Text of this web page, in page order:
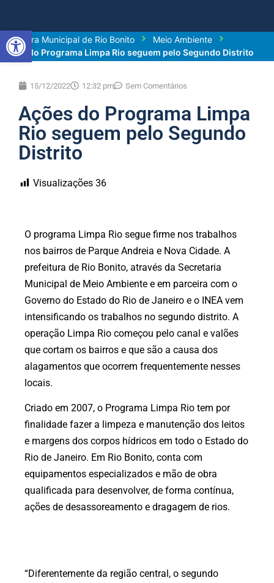
Abrir a barra de ferramentas
Prefeitura Municipal de Rio Bonito
Meio Ambiente
Ações do Programa Limpa Rio seguem pelo Segundo Distrito
15/12/2022 12:32 pm Sem Comentários
Ações do Programa Limpa
Rio seguem pelo Segundo
Distrito
Visualizações 36
O programa Limpa Rio segue firme nos trabalhos
nos bairros de Parque Andreia e Nova Cidade. A
prefeitura de Rio Bonito, através da Secretaria
Municipal de Meio Ambiente e em parceira com o
Governo do Estado do Rio de Janeiro e o INEA vem
intensificando os trabalhos no segundo distrito. A
operação Limpa Rio começou pelo canal e valões
que cortam os bairros e que são a causa dos
alagamentos que ocorrem frequentemente nesses
locais.
Criado em 2007, o Programa Limpa Rio tem por
finalidade fazer a limpeza e manutenção dos leitos
e margens dos corpos hídricos em todo o Estado do
Rio de Janeiro. Em Rio Bonito, conta com
equipamentos especializados e mão de obra
qualificada para desenvolver, de forma contínua,
ações de desassoreamento e dragagem de rios.
“Diferentemente da região central, o segundo